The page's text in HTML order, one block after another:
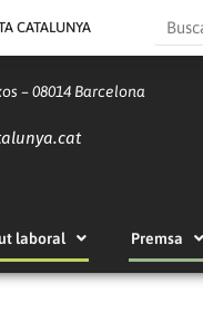
CATALUNYA Search
– 08014 Barcelona
laboral Premsa